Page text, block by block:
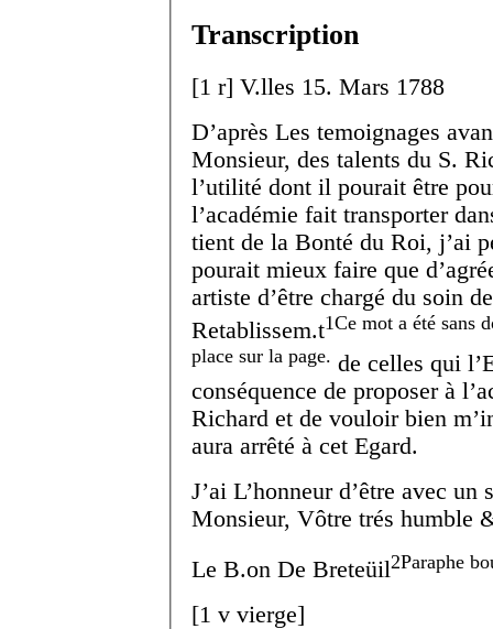
Transcription
[1 r] V.lles 15. Mars 1788
D’après Les temoignages
Monsieur, des talents du S.
l’utilité dont il pourait être
l’académie fait transporter
tient de la Bonté du Roi, j’ai
pourait mieux faire que
artiste d’être chargé du soin
Retablissem.t1Ce mot a été sans
place sur la page. de celles qui
conséquence de proposer à
Richard et de vouloir bien
aura arrêté à cet Egard.
J’ai L’honneur d’être avec un
Monsieur, Vôtre trés humble
Le B.on De Breteüil2Paraphe
[1 v vierge]